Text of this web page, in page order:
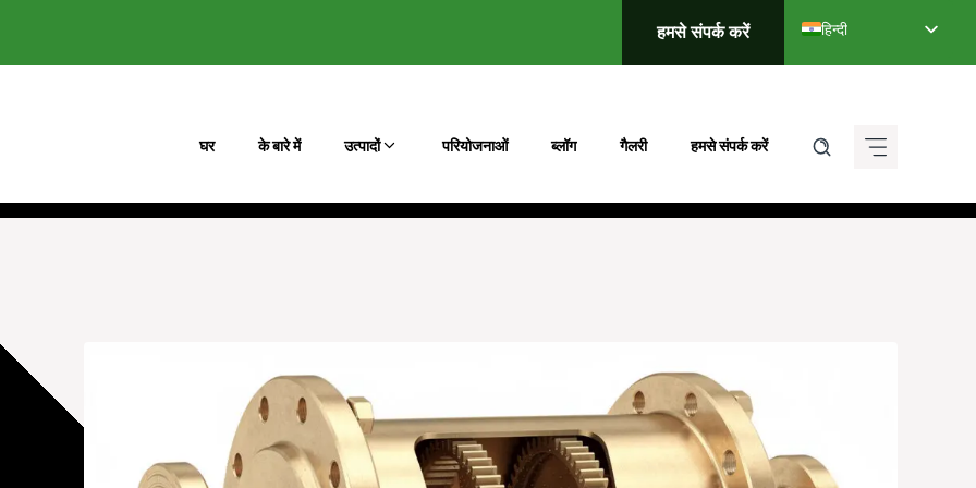
हमसे संपर्क करें
हिन्दी
English
Français
Español de México
বাংলা
घर के बारे में उत्पादों परियोजनाओं ब्लॉग गैलरी हमसे संपर्क करें